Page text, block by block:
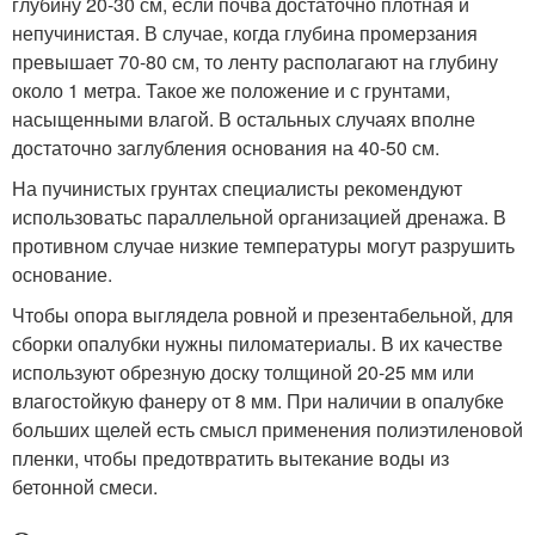
непучинистая. В случае, когда глубина промерзания
превышает 70-80 см, то ленту располагают на глубину
около 1 метра. Такое же положение и с грунтами,
насыщенными влагой. В остальных случаях вполне
достаточно заглубления основания на 40-50 см.
На пучинистых грунтах специалисты рекомендуют
использоватьс параллельной организацией дренажа. В
противном случае низкие температуры могут разрушить
основание.
Чтобы опора выглядела ровной и презентабельной, для
сборки опалубки нужны пиломатериалы. В их качестве
используют обрезную доску толщиной 20-25 мм или
влагостойкую фанеру от 8 мм. При наличии в опалубке
больших щелей есть смысл применения полиэтиленовой
пленки, чтобы предотвратить вытекание воды из
бетонной смеси.